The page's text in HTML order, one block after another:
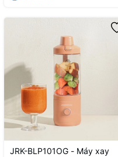
JRK-BLP101OG - Máy xay